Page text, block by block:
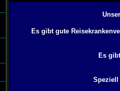
Es gibt gute
Es
Speziell